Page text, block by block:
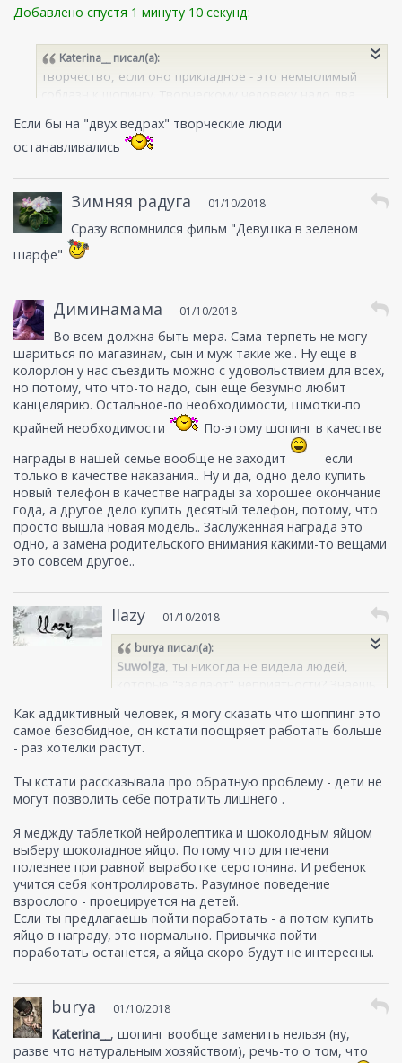
Добавлено спустя 1 минуту 10 секунд:
Katerina__ писал(а):
творчество, если оно прикладное - это немыслимый
перерабатывать бутылки, листья и пр. Клей такой, клей
сякой. Краска акрил, краска гуашь. Извините наболело,
шопинг не заменишь )
Если бы на "двух ведрах" творческие люди
останавливались
Зимняя радуга 01/10/2018
Сразу вспомнился фильм "Девушка в зеленом
шарфе"
Диминамама 01/10/2018
Во всем должна быть мера. Сама терпеть не могу
шариться по магазинам, сын и муж такие же.. Ну еще в
колорлон у нас съездить можно с удовольствием для всех,
но потому, что что-то надо, сын еще безумно любит
канцелярию. Остальное-по необходимости, шмотки-по
крайней необходимости
По-этому шопинг в качестве
награды в нашей семье вообще не заходит
если
только в качестве наказания.. Ну и да, одно дело купить
новый телефон в качестве награды за хорошее окончание
года, а другое дело купить десятый телефон, потому, что
просто вышла новая модель.. Заслуженная награда это
одно, а замена родительского внимания какими-то вещами
это совсем другое..
llazy
01/10/2018
burya писал(а):
Suwolga, ты никогда не видела людей,
давний поклонник передачи "Я вешу 300
кг" говорю)
Как только мы начинаем решать
эмоциональные проблемы при помощи
конечно, не повод не есть. Так же с
алкоголем, покупками, извините, с сексом
и даже (нервно почесываясь) с работой.
Как аддиктивный человек, я могу сказать что шоппинг это
самое безобидное, он кстати поощряет работать больше
- раз хотелки растут.
Ты кстати рассказывала про обратную проблему - дети не
могут позволить себе потратить лишнего .
Я меджду таблеткой нейролептика и шоколодным яйцом
выберу шоколадное яйцо. Потому что для печени
полезнее при равной выработке серотонина. И ребенок
учится себя контролировать. Разумное поведение
взрослого - проецируется на детей.
Если ты предлагаешь пойти поработать - а потом купить
яйцо в награду, это нормально. Привычка пойти
поработать останется, а яйца скоро будут не интересны.
burya 01/10/2018
Katerina__ , шопинг вообще заменить нельзя (ну,
разве что натуральным хозяйством), речь-то о том, что